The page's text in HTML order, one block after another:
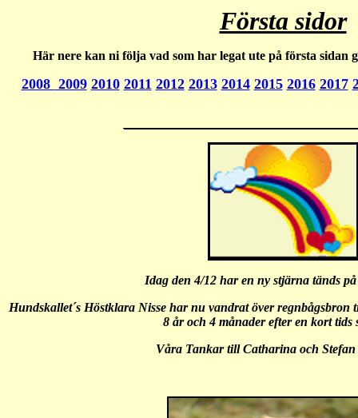
Första sidor
Här nere kan ni följa vad som har legat ute på första sidan
2008 2009 2010 2011 2012 2013 2014 2015 2016 2017
Idag den 4/12 har en ny stjärna tänds
Hundskallet´s Höstklara Nisse har nu vandrat över
8 år och 4 månader efter en kort tids
Våra Tankar till Catharina och Stefan